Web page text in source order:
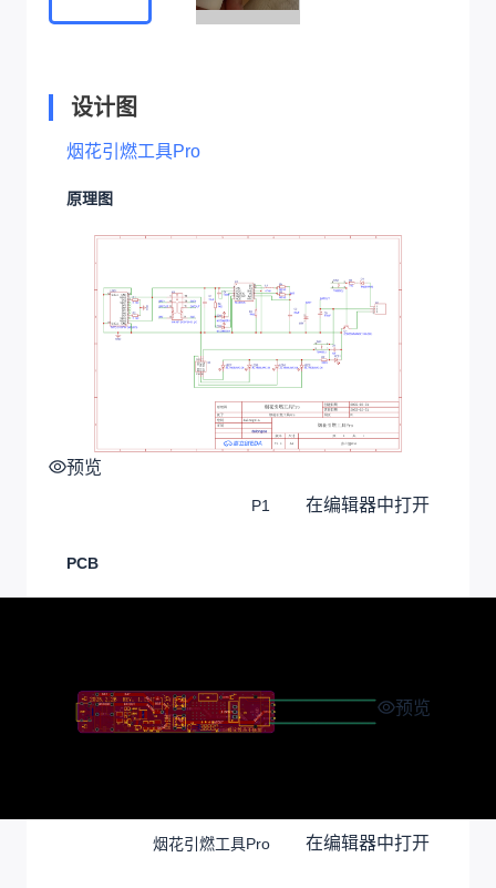
设计图
烟花引燃工具Pro
原理图
预览
P1 在编辑器中打开
PCB
预览
烟花引燃工具Pro 在编辑器中打开